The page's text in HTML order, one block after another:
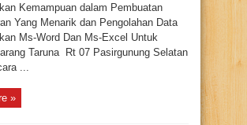
Selatan
Depok
21-
22
2019
Kemampuan dalam Pembuatan
Yang Menarik dan Pengolahan Data
Ms-Word Dan Ms-Excel Untuk
Taruna Rt 07 Pasirgunung Selatan
...
»